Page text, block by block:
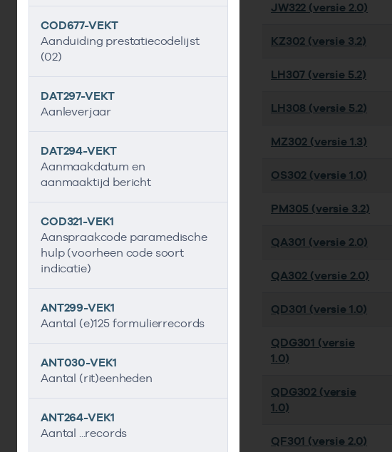
COD677-VEKT
Aanduiding prestatiecodelijst
(02)
DAT297-VEKT
Aanleverjaar
DAT294-VEKT
Aanmaakdatum en
aanmaaktijd bericht
COD321-VEK1
Aanspraakcode paramedische
hulp (voorheen code soort
indicatie)
ANT299-VEK1
Aantal (e)125 formulierrecords
ANT030-VEK1
Aantal (rit)eenheden
ANT264-VEK1
Aantal ...records
JW322 (versie 2.0)
KZ302 (versie 3.2)
LH307 (versie 5.2)
LH308 (versie 5.2)
MZ302 (versie 1.3)
OS302 (versie 1.0)
PM305 (versie 3.2)
QA301 (versie 2.0)
QA302 (versie 2.0)
QD301 (versie 1.0)
QDG301 (versie
1.0)
QDG302 (versie
1.0)
QF301 (versie 2.0)